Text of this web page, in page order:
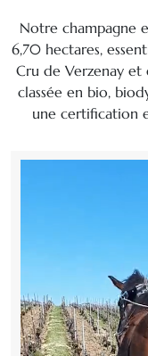
Notre champagne
6,70 hectares,
Cru de Verzenay et
classée en bio,
une certification